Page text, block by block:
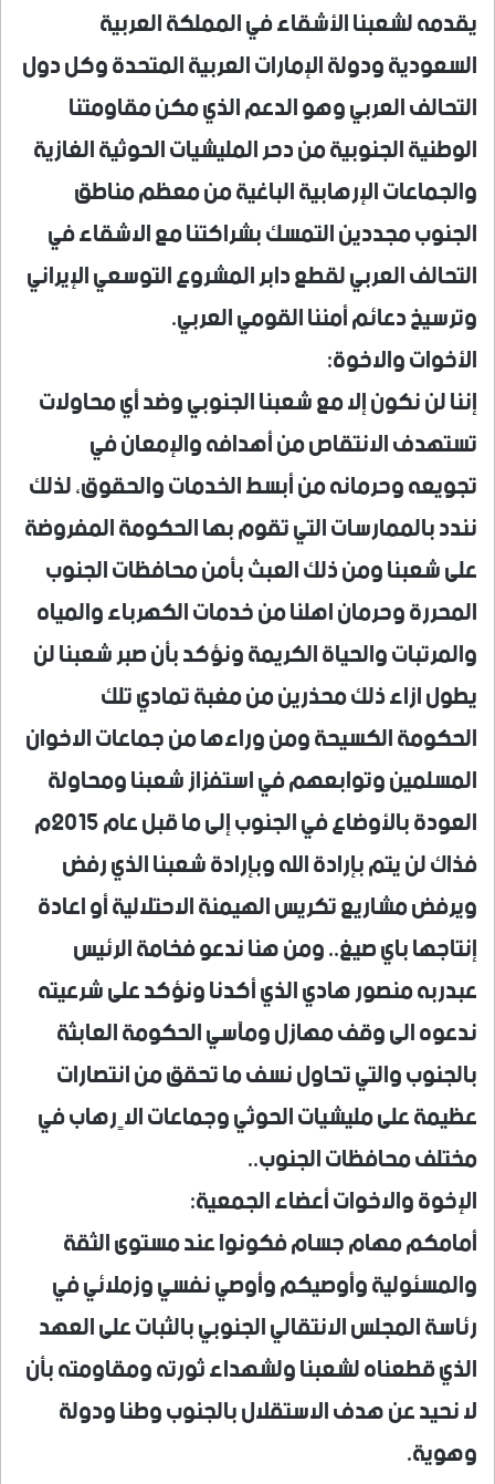
يقدمه لشعبنا الأشقاء في المملكة العربية
السعودية ودولة الإمارات العربية المتحدة وكل دول
التحالف العربي وهو الدعم الذي مكن مقاومتنا
الوطنية الجنوبية من دحر المليشيات الحوثية الغازية
والجماعات الإرهابية الباغية من معظم مناطق
الجنوب مجددين التمسك بشراكتنا مع الاشقاء في
التحالف العربي لقطع دابر المشروع التوسعي الإيراني
وترسيخ دعائم أمننا القومي العربي.
الأخوات والاخوة:
إننا لن نكون إلا مع شعبنا الجنوبي وضد أي محاولات
تستهدف الانتقاص من أهدافه والإمعان في
تجويعه وحرمانه من أبسط الخدمات والحقوق، لذلك
نندد بالممارسات التي تقوم بها الحكومة المفروضة
على شعبنا ومن ذلك العبث بأمن محافظات الجنوب
المحررة وحرمان اهلنا من خدمات الكهرباء والمياه
والمرتبات والحياة الكريمة ونؤكد بأن صبر شعبنا لن
يطول ازاء ذلك محذرين من مغبة تمادي تلك
الحكومة الكسيحة ومن وراءها من جماعات الاخوان
المسلمين وتوابعهم في استفزاز شعبنا ومحاولة
العودة بالأوضاع في الجنوب إلى ما قبل عام 2015م
فذاك لن يتم بإرادة الله وبإرادة شعبنا الذي رفض
ويرفض مشاريع تكريس الهيمنة الاحتلالية أو اعادة
إنتاجها باي صيغ.. ومن هنا ندعو فخامة الرئيس
عبدربه منصور هادي الذي أكدنا ونؤكد على شرعيته
ندعوه الى وقف مهازل ومآسي الحكومة العابثة
بالجنوب والتي تحاول نسف ما تحقق من انتصارات
عظيمة على مليشيات الحوثي وجماعات الاٍرهاب في
مختلف محافظات الجنوب..
الإخوة والاخوات أعضاء الجمعية:
أمامكم مهام جسام فكونوا عند مستوى الثقة
والمسئولية وأوصيكم وأوصي نفسي وزملائي في
رئاسة المجلس الانتقالي الجنوبي بالثبات على العهد
الذي قطعناه لشعبنا ولشهداء ثورته ومقاومته بأن
لا نحيد عن هدف الاستقلال بالجنوب وطنا ودولة
وهوية.